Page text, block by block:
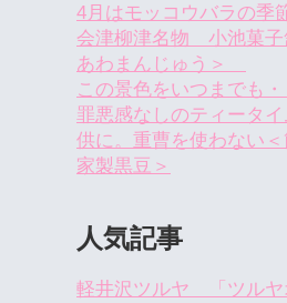
4月はモッコウバラの季
会津柳津名物 小池菓子
あわまんじゅう＞
この景色をいつまでも・
罪悪感なしのティータ
供に。重曹を使わない＜
家製黒豆＞
人気記事
軽井沢ツルヤ 「ツルヤ